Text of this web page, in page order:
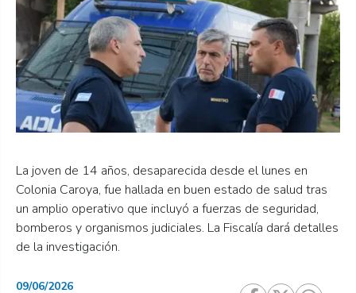
La joven de 14 años, desaparecida desde el lunes en
Colonia Caroya, fue hallada en buen estado de salud tras
un amplio operativo que incluyó a fuerzas de seguridad,
bomberos y organismos judiciales. La Fiscalía dará detalles
de la investigación.
09/06/2026